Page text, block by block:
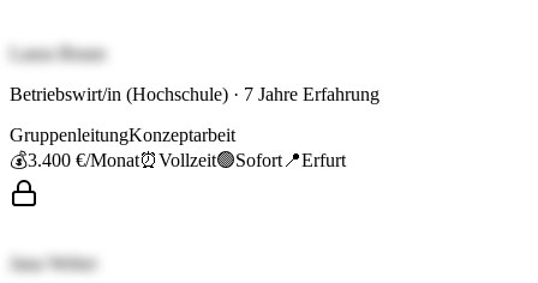
Laura Braun
Betriebswirt/in (Hochschule) · 7 Jahre Erfahrung
GruppenleitungKonzeptarbeit
💰3.400 €/Monat⏰Vollzeit🟢Sofort 📍Erfurt
Jana Weber